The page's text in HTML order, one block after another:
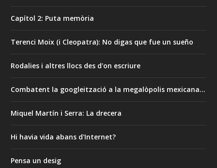
Capítol 2: Puta memòria
Terenci Moix (i Cleopatra): No digas que fue un sueño
Rodalies i altres llocs des d'on escriure
Combatent la googleització a la megalòpolis mexicana…
Miquel Martín i Serra: La drecera
Hi havia vida abans d'Internet?
Pensa un desig